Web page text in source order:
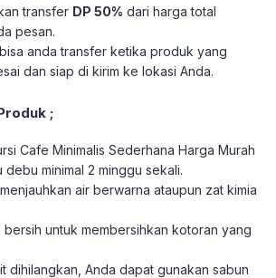
transfer DP 50% dari harga total
pesan.
bisa anda transfer ketika produk yang
dan siap di kirim ke lokasi Anda.
;
Cafe Minimalis Sederhana Harga Murah
minimal 2 minggu sekali.
air berwarna ataupun zat kimia
untuk membersihkan kotoran yang
dihilangkan, Anda dapat gunakan sabun